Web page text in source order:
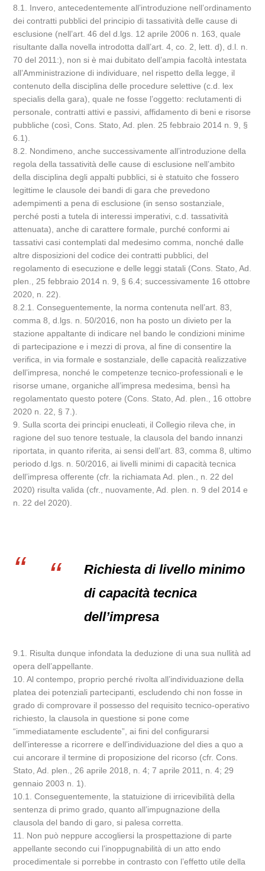
8.1. Invero, antecedentemente all’introduzione nell’ordinamento
dei contratti pubblici del principio di tassatività delle cause di
esclusione (nell’art. 46 del d.lgs. 12 aprile 2006 n. 163, quale
risultante dalla novella introdotta dall’art. 4, co. 2, lett. d), d.l. n.
70 del 2011:), non si è mai dubitato dell’ampia facoltà intestata
all’Amministrazione di individuare, nel rispetto della legge, il
contenuto della disciplina delle procedure selettive (c.d. lex
specialis della gara), quale ne fosse l’oggetto: reclutamenti di
personale, contratti attivi e passivi, affidamento di beni e risorse
pubbliche (così, Cons. Stato, Ad. plen. 25 febbraio 2014 n. 9, §
6.1).
8.2. Nondimeno, anche successivamente all’introduzione della
regola della tassatività delle cause di esclusione nell’ambito
della disciplina degli appalti pubblici, si è statuito che fossero
legittime le clausole dei bandi di gara che prevedono
adempimenti a pena di esclusione (in senso sostanziale,
perché posti a tutela di interessi imperativi, c.d. tassatività
attenuata), anche di carattere formale, purché conformi ai
tassativi casi contemplati dal medesimo comma, nonché dalle
altre disposizioni del codice dei contratti pubblici, del
regolamento di esecuzione e delle leggi statali (Cons. Stato, Ad.
plen., 25 febbraio 2014 n. 9, § 6.4; successivamente 16 ottobre
2020, n. 22).
8.2.1. Conseguentemente, la norma contenuta nell’art. 83,
comma 8, d.lgs. n. 50/2016, non ha posto un divieto per la
stazione appaltante di indicare nel bando le condizioni minime
di partecipazione e i mezzi di prova, al fine di consentire la
verifica, in via formale e sostanziale, delle capacità realizzative
dell’impresa, nonché le competenze tecnico-professionali e le
risorse umane, organiche all’impresa medesima, bensì ha
regolamentato questo potere (Cons. Stato, Ad. plen., 16 ottobre
2020 n. 22, § 7.).
9. Sulla scorta dei principi enucleati, il Collegio rileva che, in
ragione del suo tenore testuale, la clausola del bando innanzi
riportata, in quanto riferita, ai sensi dell’art. 83, comma 8, ultimo
periodo d.lgs. n. 50/2016, ai livelli minimi di capacità tecnica
dell’impresa offerente (cfr. la richiamata Ad. plen., n. 22 del
2020) risulta valida (cfr., nuovamente, Ad. plen. n. 9 del 2014 e
n. 22 del 2020).
Richiesta di livello minimo
di capacità tecnica
dell’impresa
9.1. Risulta dunque infondata la deduzione di una sua nullità ad
opera dell’appellante.
10. Al contempo, proprio perché rivolta all’individuazione della
platea dei potenziali partecipanti, escludendo chi non fosse in
grado di comprovare il possesso del requisito tecnico-operativo
richiesto, la clausola in questione si pone come
“immediatamente escludente”, ai fini del configurarsi
dell’interesse a ricorrere e dell’individuazione del dies a quo a
cui ancorare il termine di proposizione del ricorso (cfr. Cons.
Stato, Ad. plen., 26 aprile 2018, n. 4; 7 aprile 2011, n. 4; 29
gennaio 2003 n. 1).
10.1. Conseguentemente, la statuizione di irricevibilità della
sentenza di primo grado, quanto all’impugnazione della
clausola del bando di garo, si palesa corretta.
11. Non può neppure accogliersi la prospettazione di parte
appellante secondo cui l’inoppugnabilità di un atto endo
procedimentale si porrebbe in contrasto con l’effetto utile della